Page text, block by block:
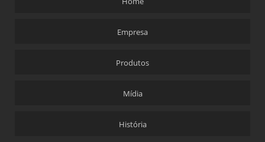
Empresa
Produtos
Mídia
História